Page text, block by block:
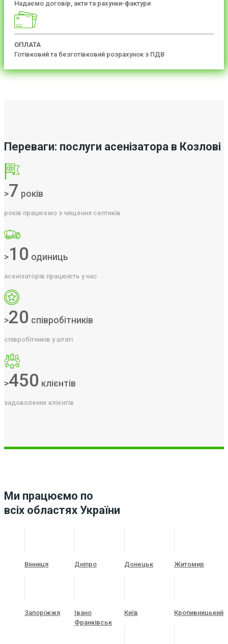
Надаємо договір, акти та рахунки-фактури
ОПЛАТА
Готівковий та безготівковий розрахунок з ПДВ
Переваги: послуги асенізатора в Козлові
>7 років
років працюємо з чищення септиків
>10 одиниць
асенізаторів працюють у нас
>20 співробітників
співробітників у штаті
>450 клієнтів
задоволених клієнтів
Ми працюємо по
всіх областях України
Вінниця Дніпро Донецьк Житомир
Запоріжжя
Івано
Франківськ
Київ Кропивницький